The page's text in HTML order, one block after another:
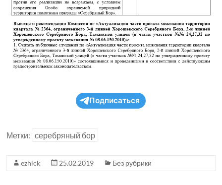
Подписаться
Метки: серебряный бор
ezhick 25.02.2019 Без рубрики